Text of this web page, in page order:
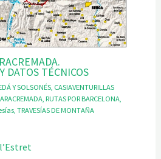
DATOS TÉCNICOS
Y SOLSONÉS, CASIAVENTURILLAS
, RUTAS POR BARCELONA,
, TRAVESÍAS DE MONTAÑA